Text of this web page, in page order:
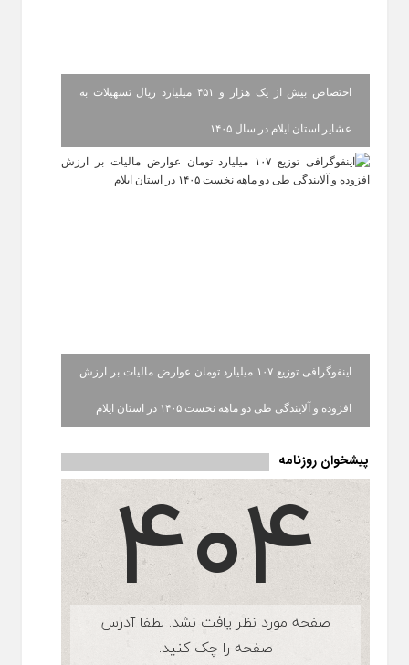
اختصاص بیش از یک هزار و ۴۵۱ میلیارد ریال تسهیلات به
عشایر استان ایلام در سال ۱۴۰۵
اینفوگرافی توزیع ۱۰۷ میلیارد تومان عوارض مالیات بر ارزش
افزوده و آلایندگی طی دو ماهه نخست ۱۴۰۵ در استان ایلام
پیشخوان روزنامه